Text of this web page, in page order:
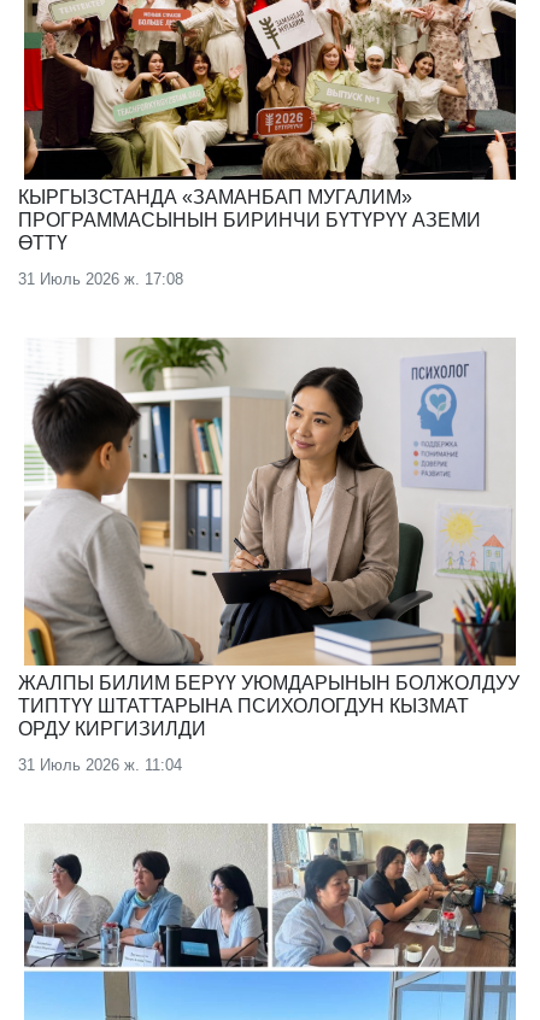
КЫРГЫЗСТАНДА «ЗАМАНБАП МУГАЛИМ»
ПРОГРАММАСЫНЫН БИРИНЧИ БҮТҮРҮҮ АЗЕМИ
ӨТТҮ
31 Июль 2026 ж. 17:08
ЖАЛПЫ БИЛИМ БЕРҮҮ УЮМДАРЫНЫН БОЛЖОЛДУУ
ТИПТҮҮ ШТАТТАРЫНА ПСИХОЛОГДУН КЫЗМАТ
ОРДУ КИРГИЗИЛДИ
31 Июль 2026 ж. 11:04